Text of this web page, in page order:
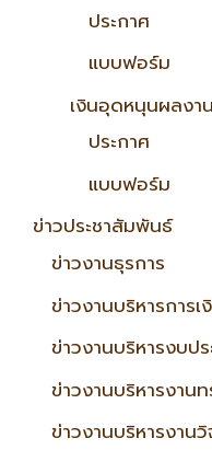
ประกาศ
แบบฟอร์ม
เงินอุดหนุนผลงา
ประกาศ
แบบฟอร์ม
ข่าวประชาสัมพันธ์
ข่าวงานธุรการ
ข่าวงานบริหารการ
ข่าวงานบริหารงบป
ข่าวงานบริหารงาน
ข่าวงานบริหารงาน